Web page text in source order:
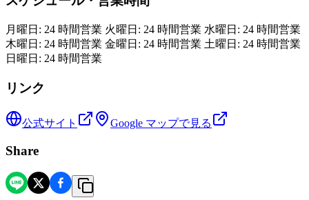
月曜日: 24 時間営業 火曜日: 24 時間営業 水曜日: 24 時間営業
木曜日: 24 時間営業 金曜日: 24 時間営業 土曜日: 24 時間営業
日曜日: 24 時間営業
リンク
公式サイト Google マップで見る
Share